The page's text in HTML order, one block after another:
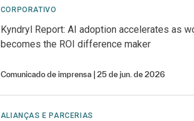
CORPORATIVO
Kyndryl Report: AI adoption accelerates as
becomes the ROI difference maker
Comunicado de imprensa 25 de jun. de 2026
ALIANÇAS E PARCERIAS